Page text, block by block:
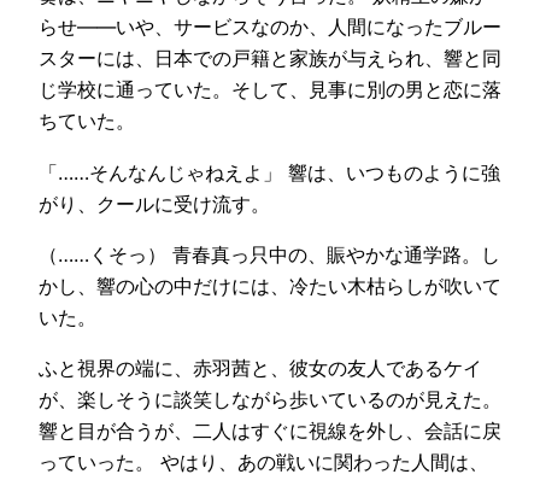
らせ――いや、サービスなのか、人間になったブルー
スターには、日本での戸籍と家族が与えられ、響と同
じ学校に通っていた。そして、見事に別の男と恋に落
ちていた。
「……そんなんじゃねえよ」 響は、いつものように強
がり、クールに受け流す。
（……くそっ） 青春真っ只中の、賑やかな通学路。し
かし、響の心の中だけには、冷たい木枯らしが吹いて
いた。
ふと視界の端に、赤羽茜と、彼女の友人であるケイ
が、楽しそうに談笑しながら歩いているのが見えた。
響と目が合うが、二人はすぐに視線を外し、会話に戻
っていった。 やはり、あの戦いに関わった人間は、